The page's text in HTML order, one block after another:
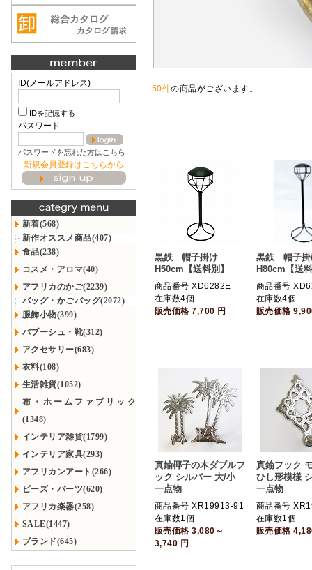
ID(メールアドレス)
IDを記憶する
パスワード
パスワードを忘れた方はこちら
新規会員登録はこちらから
新着(568)
新作オススメ商品(407)
食品(238)
コスメ・アロマ(40)
アフリカのかご(2239)
バッグ・かごバッグ(2072)
服飾小物(399)
バブーシュ・靴(312)
アクセサリー(683)
衣料(108)
生活雑貨(1052)
布・ホームファブリック
(1348)
インテリア雑貨(1799)
インテリア家具(293)
アフリカンアート(266)
ビーズ・パーツ(620)
アフリカ楽器(258)
SALE(1447)
ブランド(645)
50件の商品がございます。
黒鉄 帽子掛け
H50cm【送料別】
商品番号 XD6282E
在庫数4個
販売価格7,700 円
黒鉄 帽子
H80cm【送
商品番号
在庫数4個
販売価格
真鍮椰子の木ダブルフ
ック シルバー 大/小
一点物
商品番号 XR19913-91
在庫数1個
販売価格3,080～
3,740 円
真鍮フック
ひし形模様
一点物
商品番号
在庫数1個
販売価格